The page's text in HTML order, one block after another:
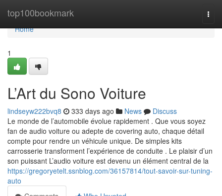
top100bookmark
Home
Home
1
L’Art du Sono Voiture
lindseyw222bvq8 333 days ago News
Discuss
Le monde de l’automobile évolue rapidement . Que vous soyez
fan de audio voiture ou adepte de covering auto, chaque détail
compte pour rendre un véhicule unique. De simples kits
carrosserie transforment l’expérience de conduite . Le plaisir d’un
son puissant L’audio voiture est devenu un élément central de la
https://gregoryetelt.ssnblog.com/36157814/tout-savoir-sur-tuning-
auto